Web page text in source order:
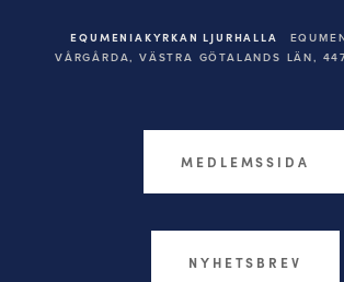
EQUMENIAKYRKAN LJURHALLA
VÅRGÅRDA, VÄSTRA GÖTALANDS LÄN,
MEDLEMSSIDA
NYHETSBREV